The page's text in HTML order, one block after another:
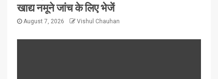
खाद्य नमूने जांच के लिए भेजें
August 7, 2026 Vishul Chauhan